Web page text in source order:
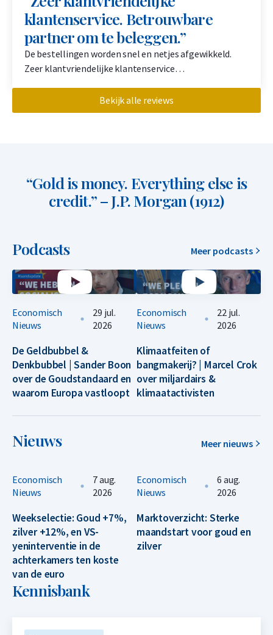
klantenservice. Betrouwbare
partner om te beleggen.”
De bestellingen worden snel en netjes afgewikkeld.
Zeer klantvriendelijke klantenservice…
Bekijk alle reviews
“Gold is money. Everything else is
credit.” – J.P. Morgan (1912)
Podcasts Meer podcasts
Economisch
Nieuws
29 jul.
2026
De Geldbubbel &
Denkbubbel | Sander Boon
over de Goudstandaard en
waarom Europa vastloopt
Economisch
Nieuws
22 jul.
2026
Klimaatfeiten of
bangmakerij? | Marcel Crok
over miljardairs &
klimaatactivisten
Nieuws Meer nieuws
Economisch
Nieuws
7 aug.
2026
Weekselectie: Goud +7%,
zilver +12%, en VS-
yeninterventie in de
achterkamers ten koste
van de euro
Economisch
Nieuws
6 aug.
2026
Marktoverzicht: Sterke
maandstart voor goud en
zilver
Kennisbank